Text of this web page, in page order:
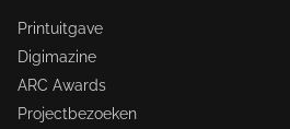
Printuitgave
Digimazine
ARC Awards
Projectbezoeken